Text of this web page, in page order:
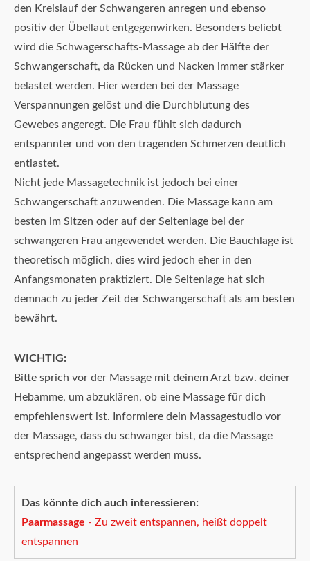
den Kreislauf der Schwangeren anregen und ebenso
positiv der Übellaut entgegenwirken. Besonders beliebt
wird die Schwagerschafts-Massage ab der Hälfte der
Schwangerschaft, da Rücken und Nacken immer stärker
belastet werden. Hier werden bei der Massage
Verspannungen gelöst und die Durchblutung des
Gewebes angeregt. Die Frau fühlt sich dadurch
entspannter und von den tragenden Schmerzen deutlich
entlastet.
Nicht jede Massagetechnik ist jedoch bei einer
Schwangerschaft anzuwenden. Die Massage kann am
besten im Sitzen oder auf der Seitenlage bei der
schwangeren Frau angewendet werden. Die Bauchlage ist
theoretisch möglich, dies wird jedoch eher in den
Anfangsmonaten praktiziert. Die Seitenlage hat sich
demnach zu jeder Zeit der Schwangerschaft als am besten
bewährt.
WICHTIG:
Bitte sprich vor der Massage mit deinem Arzt bzw. deiner
Hebamme, um abzuklären, ob eine Massage für dich
empfehlenswert ist. Informiere dein Massagestudio vor
der Massage, dass du schwanger bist, da die Massage
entsprechend angepasst werden muss.
Das könnte dich auch interessieren:
Paarmassage - Zu zweit entspannen, heißt doppelt
entspannen